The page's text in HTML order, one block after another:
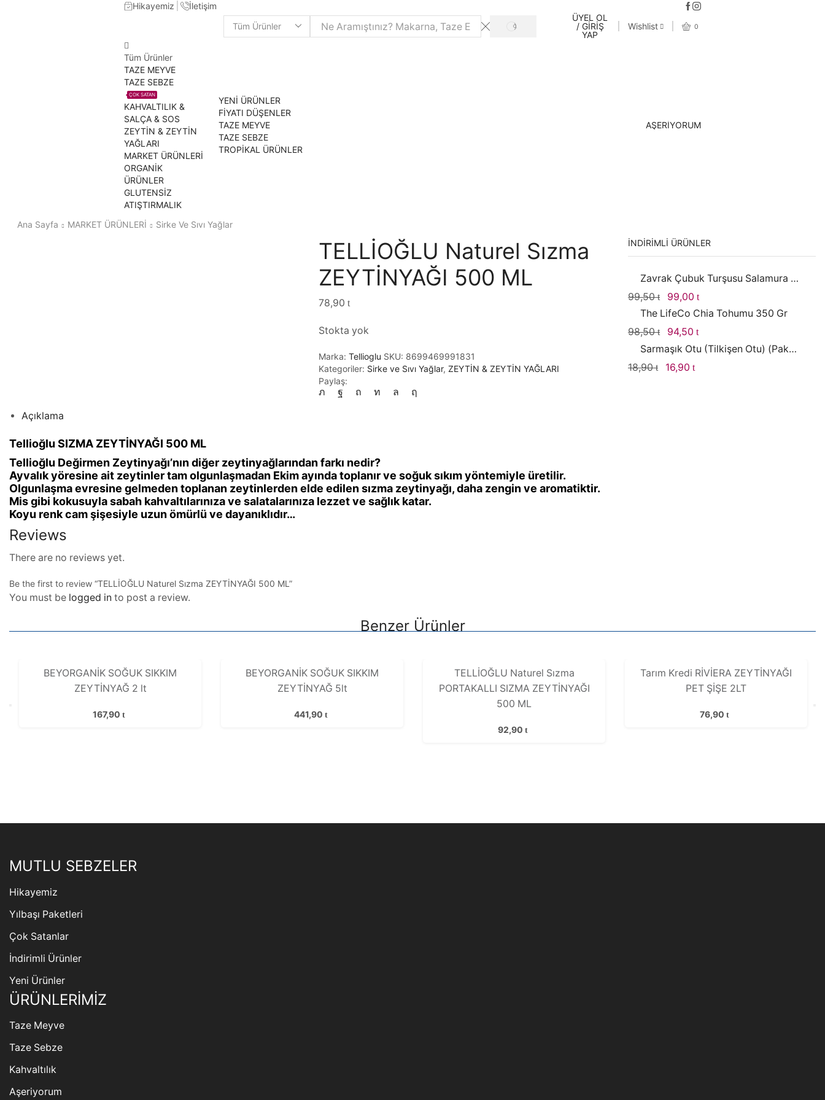
Hikayemiz İletişim
Search
SEARCH
ÜYEL OL
/ GİRİŞ
YAP
Wishlist 0
Tüm Ürünler
TAZE MEYVE
TAZE SEBZE
ÇOK SATAN
KAHVALTILIK &
SALÇA & SOS
ZEYTİN & ZEYTİN
YAĞLARI
MARKET ÜRÜNLERİ
ORGANİK
ÜRÜNLER
GLUTENSİZ
ATIŞTIRMALIK
YENİ ÜRÜNLER
FİYATI DÜŞENLER
TAZE MEYVE
TAZE SEBZE
TROPİKAL ÜRÜNLER
AŞERİYORUM
Ana Sayfa MARKET ÜRÜNLERİ Sirke Ve Sıvı Yağlar
TELLİOĞLU Naturel Sızma
ZEYTİNYAĞI 500 ML
78,90
Stokta yok
Marka: Tellioglu SKU: 8699469991831
Kategoriler: Sirke ve Sıvı Yağlar, ZEYTİN & ZEYTİN YAĞLARI
Paylaş:
İNDIRIMLI ÜRÜNLER
Zavrak Çubuk Turşusu Salamura Yaprak 1000gr
99,50
Orijinal
fiyat:
99,00
andaki
The LifeCo Chia Tohumu 350 Gr
98,50
Orijinal
fiyat:
98,50 .
94,50
andaki
Sarmaşık Otu (Tilkişen Otu) (Paket)
18,90
Orijinal
16,90
Açıklama
Tellioğlu SIZMA ZEYTİNYAĞI 500 ML
Tellioğlu Değirmen Zeytinyağı’nın diğer zeytinyağlarından farkı nedir?
Ayvalık yöresine ait zeytinler tam olgunlaşmadan Ekim ayında toplanır ve soğuk sıkım yöntemiyle üretilir.
Olgunlaşma evresine gelmeden toplanan zeytinlerden elde edilen sızma zeytinyağı, daha zengin ve aromatiktir.
Mis gibi kokusuyla sabah kahvaltılarınıza ve salatalarınıza lezzet ve sağlık katar.
Koyu renk cam şişesiyle uzun ömürlü ve dayanıklıdır…
Reviews
There are no reviews yet.
Be the first to review “TELLİOĞLU Naturel Sızma ZEYTİNYAĞI 500 ML”
You must be logged in to post a review.
Benzer Ürünler
BEYORGANİK SOĞUK SIKKIM
ZEYTİNYAĞ 2 lt
167,90
BEYORGANİK SOĞUK SIKKIM
ZEYTİNYAĞ 5lt
441,90
TELLİOĞLU Naturel Sızma
PORTAKALLI SIZMA ZEYTİNYAĞI
500 ML
92,90
Tarım Kredi RİVİERA ZEYTİNYAĞI
PET ŞİŞE 2LT
76,90
MUTLU SEBZELER
Hikayemiz
Yılbaşı Paketleri
Çok Satanlar
İndirimli Ürünler
Yeni Ürünler
ÜRÜNLERİMİZ
Taze Meyve
Taze Sebze
Kahvaltılık
Aşeriyorum